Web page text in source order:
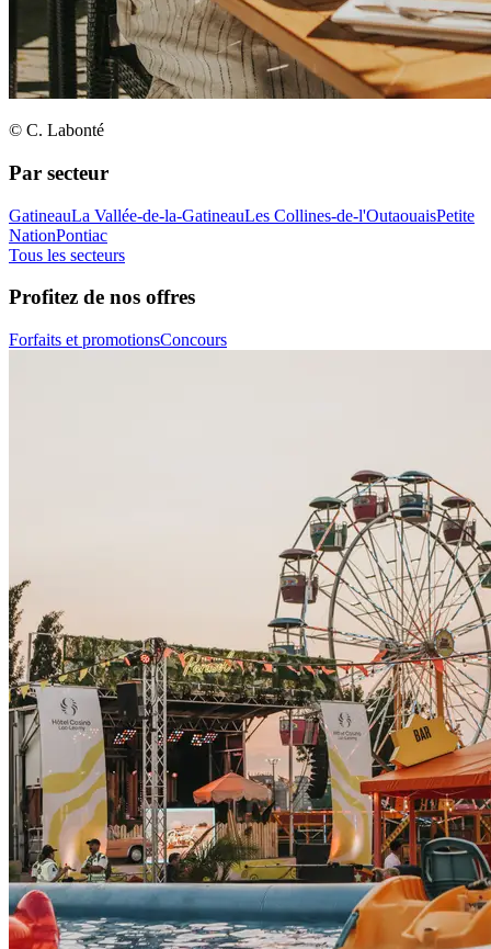
© C. Labonté
Par secteur
GatineauLa Vallée-de-la-GatineauLes Collines-de-l'OutaouaisPetite
NationPontiac
Tous les secteurs
Profitez de nos offres
Forfaits et promotionsConcours